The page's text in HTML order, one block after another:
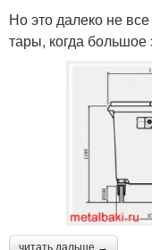
Но это далеко не
тары, когда большое
читать дальше →